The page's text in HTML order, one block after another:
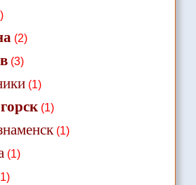
(2)
(3)
(1)
(1)
(1)
(1)